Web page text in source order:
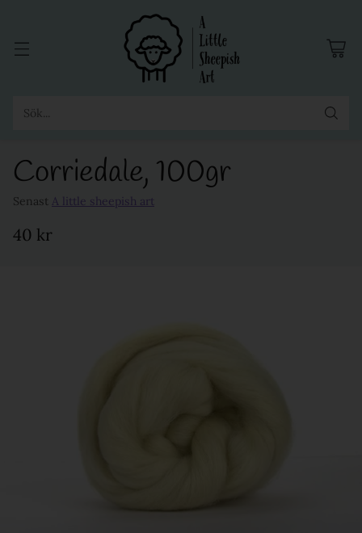
Sök...
Corriedale, 100gr
Senast A little sheepish art
Ordinarie
40 kr